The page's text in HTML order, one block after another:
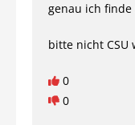
genau ich
bitte nicht CSU
0
0